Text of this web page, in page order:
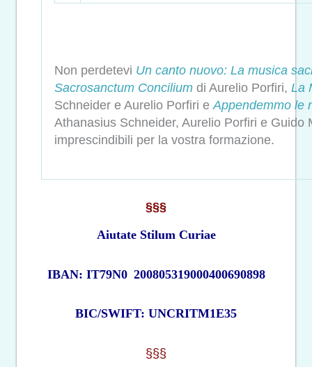
Non perdetevi Un canto nuovo: La musica
Sacrosanctum Concilium di Aurelio Porfiri, La
Schneider e Aurelio Porfiri e Appendemmo le
Athanasius Schneider, Aurelio Porfiri e Guido
imprescindibili per la vostra formazione.
§§§
Aiutate Stilum Curiae
IBAN: IT79N0 200805319000400690898
BIC/SWIFT: UNCRITM1E35
§§§